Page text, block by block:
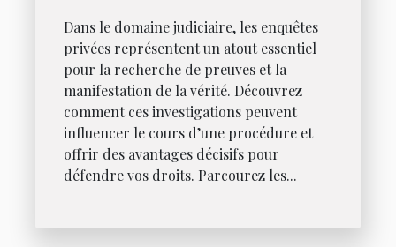
Dans le domaine judiciaire, les enquêtes
privées représentent un atout essentiel
pour la recherche de preuves et la
manifestation de la vérité. Découvrez
comment ces investigations peuvent
influencer le cours d’une procédure et
offrir des avantages décisifs pour
défendre vos droits. Parcourez les...